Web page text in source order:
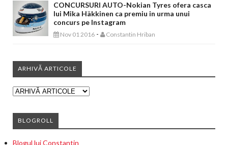
CONCURSURI AUTO-Nokian Tyres ofera casca
lui Mika Häkkinen ca premiu in urma unui
concurs pe Instagram
Nov 01 2016 - Constantin Hriban
ARHIVĂ ARTICOLE
BLOGROLL
Blogul lui Constantin